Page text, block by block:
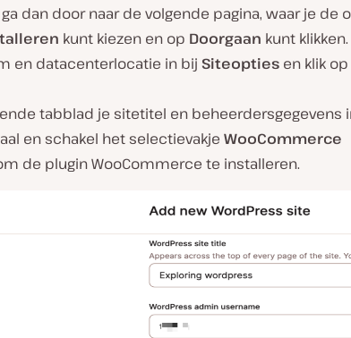
dan door naar de volgende pagina, waar je de
kunt kiezen en op Doorgaan kunt klikken.
en datacenterlocatie in bij Siteopties en klik op
tabblad je sitetitel en beheerdersgegevens
en schakel het selectievakje WooCommerce
de plugin WooCommerce te installeren.